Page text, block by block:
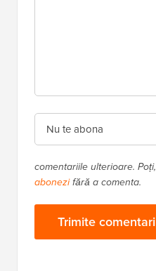
comentariile ulterioare.
abonezifără a comenta.